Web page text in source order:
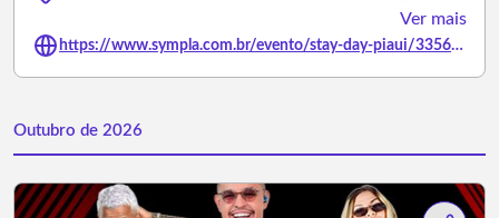
Ver mais
https://www.sympla.com.br/evento/stay-day-piaui/3356029
Outubro de 2026